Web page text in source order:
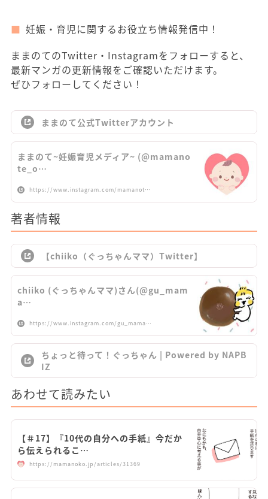
妊娠・育児に関するお役立ち情報発信中！
ままのてのTwitter・Instagramをフォローすると、
最新マンガの更新情報をご確認いただけます。
ぜひフォローしてください！
ままのて公式Twitterアカウント
ままのて~妊娠育児メディア~ (@mamano
te_o…
https://www.instagram.com/mamanot…
著者情報
【chiiko（ぐっちゃんママ）Twitter】
chiiko (ぐっちゃんママ)さん(@gu_mam
a…
https://www.instagram.com/gu_mama…
ちょっと待って！ぐっちゃん | Powered by NAPB
IZ
あわせて読みたい
【＃17】『10代の自分への手紙』今だか
ら伝えられるこ…
https://mamanoko.jp/articles/31369